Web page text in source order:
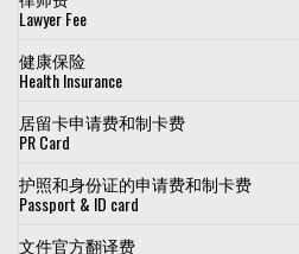
Lawyer Fee
健康保险
Health Insurance
居留卡申请费和制卡费
PR Card
护照和身份证的申请费和制卡费
Passport & ID card
文件官方翻译费